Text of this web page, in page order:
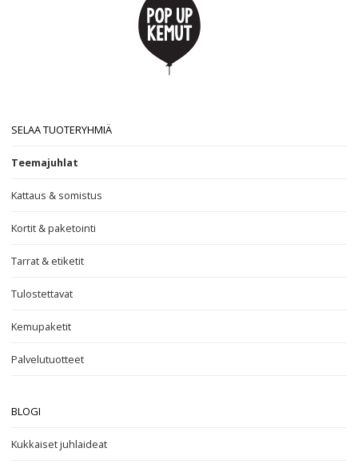
SELAA TUOTERYHMIÄ
Teemajuhlat
Kattaus & somistus
Kortit & paketointi
Tarrat & etiketit
Tulostettavat
Kemupaketit
Palvelutuotteet
BLOGI
Kukkaiset juhlaideat